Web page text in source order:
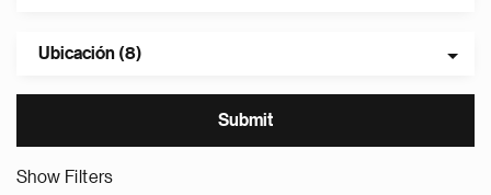
Ubicación (8)
Show Filters